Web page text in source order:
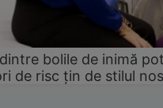
bolile de inimă
de risc țin de stilul